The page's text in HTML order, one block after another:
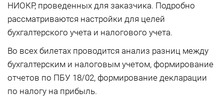
НИОКР, проведенных для заказчика. Подробно
рассматриваются настройки для целей
бухгалтерского учета и налогового учета.
Во всех билетах проводится анализ разниц между
бухгалтерским и налоговым учетом, формирование
отчетов по ПБУ 18/02, формирование декларации
по налогу на прибыль.